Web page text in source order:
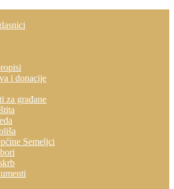
i donacije
za građane
Semeljci